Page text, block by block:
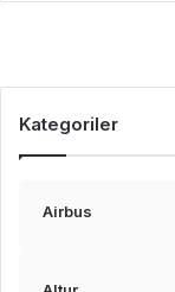
Kategoriler
Airbus